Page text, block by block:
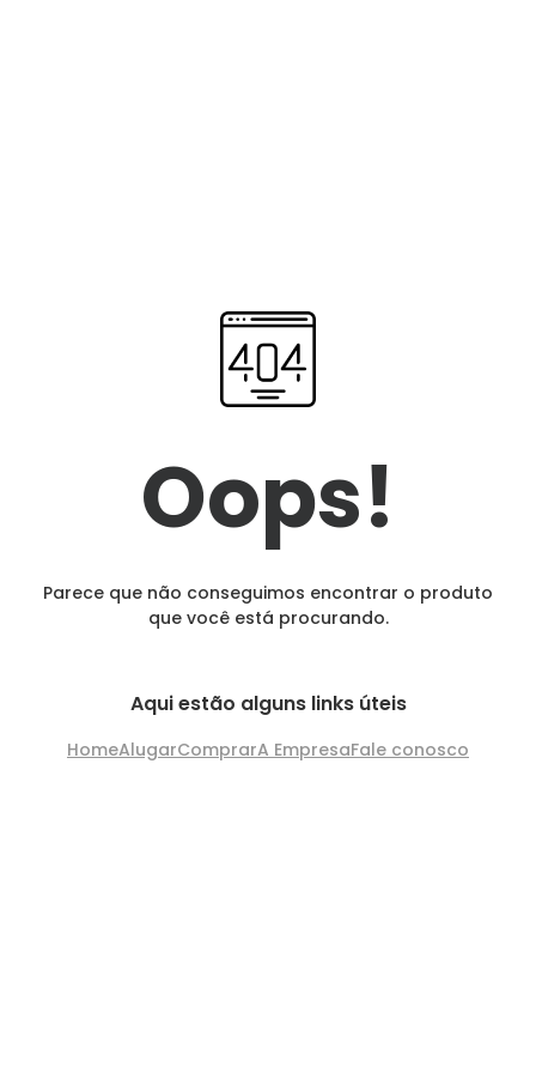
Oops!
Parece que não conseguimos encontrar o produto
que você está procurando.
Aqui estão alguns links úteis
HomeAlugarComprarA EmpresaFale conosco